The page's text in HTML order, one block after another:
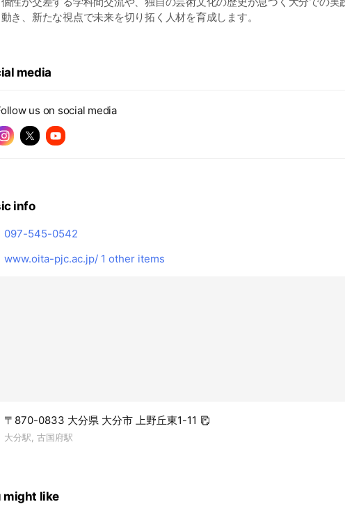
き、新たな視点で未来を切り拓く人材を育成します。
media
us on social media
info
097-545-0542
www.oita-pjc.ac.jp/ 1 other items
〒870-0833 大分県 大分市 上野丘東1-11
大分駅, 古国府駅
might like